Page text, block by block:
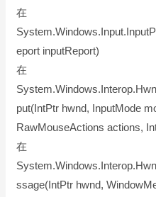
在
eport inputReport)
在
put(IntPtr hwnd, InputMode
RawMouseActions actions,
在
ssage(IntPtr hwnd,